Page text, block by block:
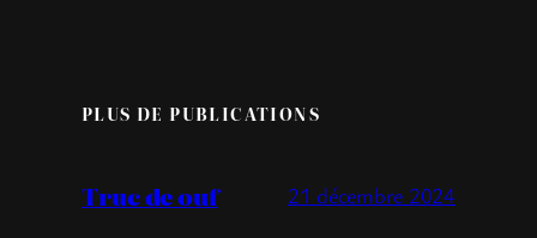
PLUS DE PUBLICATIONS
Truc de ouf 21 décembre 2024